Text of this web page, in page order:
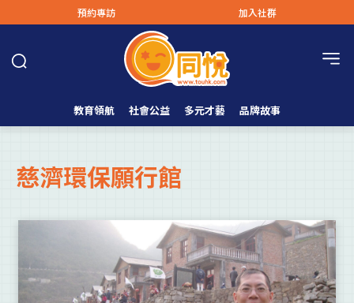
預約專訪 加入社群
教育領航 社會公益 多元才藝 品牌故事
慈濟環保願行館